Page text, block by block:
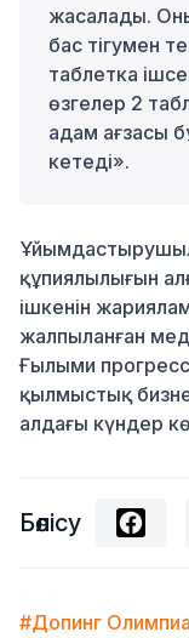
жасалады.
бас тігумен
таблетка
өзгелер 2
адам ағзасы
кетеді».
құпиялылығын
ішкенін
жалпыланған
Ғылыми
қылмыстық
алдағы күндер
Бөлісу
#Допинг